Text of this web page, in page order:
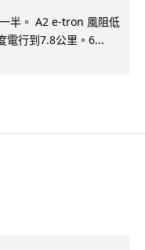
半。 A2 e-tron 風阻低
電行到7.8公里。6...